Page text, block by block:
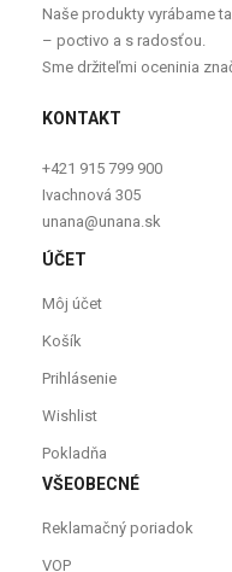
Naše produkty vyrábame
– poctivo a s radosťou.
Sme držiteľmi oceninia
KONTAKT
+421 915 799 900
Ivachnová 305
unana@unana.sk
ÚČET
Môj účet
Košík
Prihlásenie
Wishlist
Pokladňa
VŠEOBECNÉ
Reklamačný poriadok
VOP